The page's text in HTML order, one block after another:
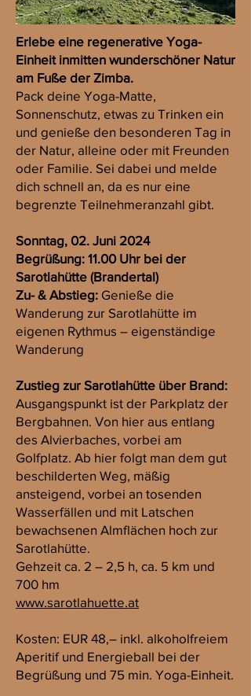
Erlebe eine regenerative Yoga-
Einheit inmitten wunderschöner Natur
am Fuße der Zimba.
Pack deine Yoga-Matte,
Sonnenschutz, etwas zu Trinken ein
und genieße den besonderen Tag in
der Natur, alleine oder mit Freunden
oder Familie. Sei dabei und melde
dich schnell an, da es nur eine
begrenzte Teilnehmeranzahl gibt.
Sonntag, 02. Juni 2024
Begrüßung: 11.00 Uhr bei der
Sarotlahütte (Brandertal)
Zu- & Abstieg: Genieße die
Wanderung zur Sarotlahütte im
eigenen Rythmus – eigenständige
Wanderung
Zustieg zur Sarotlahütte über Brand:
Ausgangspunkt ist der Parkplatz der
Bergbahnen. Von hier aus entlang
des Alvierbaches, vorbei am
Golfplatz. Ab hier folgt man dem gut
beschilderten Weg, mäßig
ansteigend, vorbei an tosenden
Wasserfällen und mit Latschen
bewachsenen Almflächen hoch zur
Sarotlahütte.
Gehzeit ca. 2 – 2,5 h, ca. 5 km und
700 hm
www.sarotlahuette.at
Kosten: EUR 48,– inkl. alkoholfreiem
Aperitif und Energieball bei der
Begrüßung und 75 min. Yoga-Einheit.